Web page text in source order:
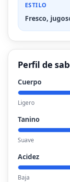
ESTILO
Fresco,
Perfil de
Cuerpo
Ligero
Tanino
Suave
Acidez
Baja